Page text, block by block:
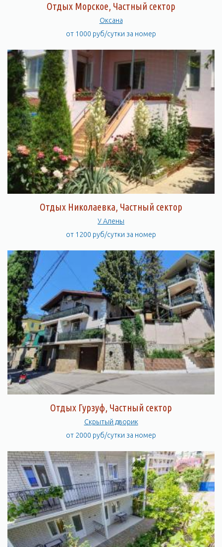
Отдых Морское, Частный сектор
Оксана
от 1000 руб/сутки за номер
Отдых Николаевка, Частный сектор
У Алены
от 1200 руб/сутки за номер
Отдых Гурзуф, Частный сектор
Скрытый дворик
от 2000 руб/сутки за номер